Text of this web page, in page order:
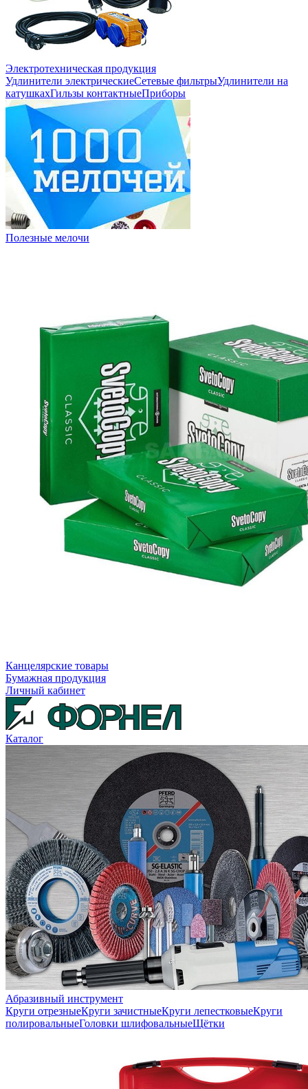
Электротехническая продукция
Удлинители электрическиеСетевые фильтрыУдлинители на
катушкахГильзы контактныеПриборы
Полезные мелочи
Канцелярские товары
Бумажная продукция
Личный кабинет
Каталог
Абразивный инструмент
Круги отрезныеКруги зачистныеКруги лепестковыеКруги
полировальныеГоловки шлифовальныеЩётки